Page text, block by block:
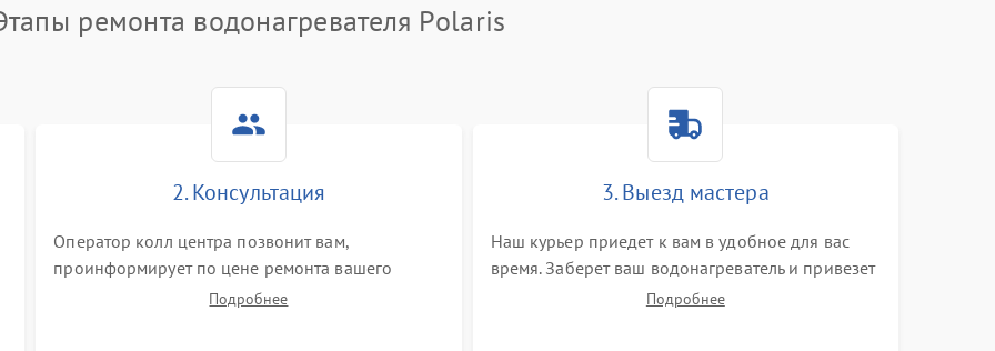
ремонта водонагревателя Polaris
2. Консультация
Оператор колл центра позвонит вам,
проинформирует по цене ремонта вашего
водонагревателя а также ответит на все ваши
Подробнее
3. Выезд мастера
Наш курьер приедет к вам в удобное для вас
время. Заберет ваш водонагреватель и привезет
на склад для диагностики.
Подробнее